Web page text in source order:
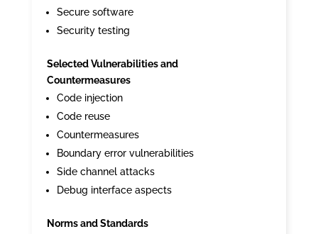
Secure software
Security testing
Selected Vulnerabilities and
Countermeasures
Code injection
Code reuse
Countermeasures
Boundary error vulnerabilities
Side channel attacks
Debug interface aspects
Norms and Standards